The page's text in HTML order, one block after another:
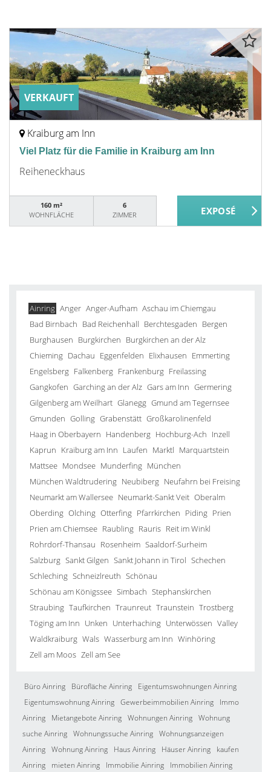
VERKAUFT
Kraiburg am Inn
Viel Platz für die Familie in Kraiburg am Inn
Reiheneckhaus
160 m²
WOHNFLÄCHE
6
ZIMMER
Ainring Anger Anger-Aufham Aschau im Chiemgau
Bad Birnbach Bad Reichenhall Berchtesgaden Bergen
Burghausen Burgkirchen Burgkirchen an der Alz
Chieming Dachau Eggenfelden Elixhausen Emmerting
Engelsberg Falkenberg Frankenburg Freilassing
Gangkofen Garching an der Alz Gars am Inn Germering
Gilgenberg am Weilhart Glanegg Gmund am Tegernsee
Gmunden Golling Grabenstätt Großkarolinenfeld
Haag in Oberbayern Handenberg Hochburg-Ach Inzell
Kaprun Kraiburg am Inn Laufen Marktl Marquartstein
Mattsee Mondsee Munderfing München
München Waldtrudering Neubiberg Neufahrn bei Freising
Neumarkt am Wallersee Neumarkt-Sankt Veit Oberalm
Oberding Olching Otterfing Pfarrkirchen Piding Prien
Prien am Chiemsee Raubling Rauris Reit im Winkl
Rohrdorf-Thansau Rosenheim Saaldorf-Surheim
Salzburg Sankt Gilgen Sankt Johann in Tirol Schechen
Schleching Schneizlreuth Schönau
Schönau am Königssee Simbach Stephanskirchen
Straubing Taufkirchen Traunreut Traunstein Trostberg
Töging am Inn Unken Unterhaching Unterwössen Valley
Waldkraiburg Wals Wasserburg am Inn Winhöring
Zell am Moos Zell am See
Büro Ainring Bürofläche Ainring
Eigentumswohnungen Ainring
Eigentumswohnung Ainring Gewerbeimmobilien Ainring
Immo
Ainring
Mietangebote Ainring Wohnungen Ainring Wohnung
suche Ainring Wohnungssuche Ainring Wohnungsanzeigen
Ainring Wohnung Ainring Haus Ainring Häuser Ainring
kaufen
Ainring
mieten Ainring Immobilie Ainring
Immobilien Ainring